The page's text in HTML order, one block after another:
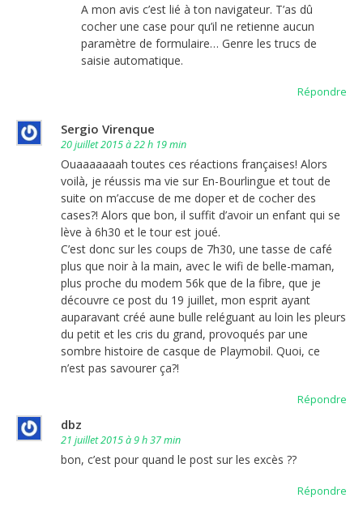
A mon avis c’est lié à ton navigateur. T’as dû
cocher une case pour qu’il ne retienne aucun
paramètre de formulaire… Genre les trucs de
saisie automatique.
Répondre
Sergio Virenque
20 juillet 2015 à 22 h 19 min
Ouaaaaaaah toutes ces réactions françaises! Alors
voilà, je réussis ma vie sur En-Bourlingue et tout de
suite on m’accuse de me doper et de cocher des
cases?! Alors que bon, il suffit d’avoir un enfant qui se
lève à 6h30 et le tour est joué.
C’est donc sur les coups de 7h30, une tasse de café
plus que noir à la main, avec le wifi de belle-maman,
plus proche du modem 56k que de la fibre, que je
découvre ce post du 19 juillet, mon esprit ayant
auparavant créé aune bulle reléguant au loin les pleurs
du petit et les cris du grand, provoqués par une
sombre histoire de casque de Playmobil. Quoi, ce
n’est pas savourer ça?!
Répondre
dbz
21 juillet 2015 à 9 h 37 min
bon, c’est pour quand le post sur les excès ??
Répondre